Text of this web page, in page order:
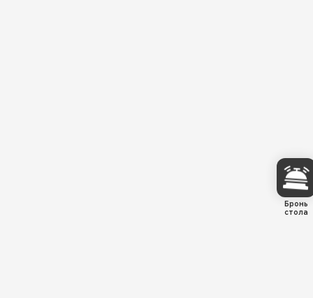
Бронь
стола